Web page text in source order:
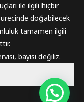
ile ilgili hiçbir
doğabilecek
tamamen ilgili
bayisi değiliz.